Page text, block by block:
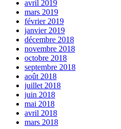
avril 2019
mars 2019
février 2019
janvier 2019
décembre 2018
novembre 2018
octobre 2018
septembre 2018
août 2018
juillet 2018
juin 2018
mai 2018
avril 2018
mars 2018